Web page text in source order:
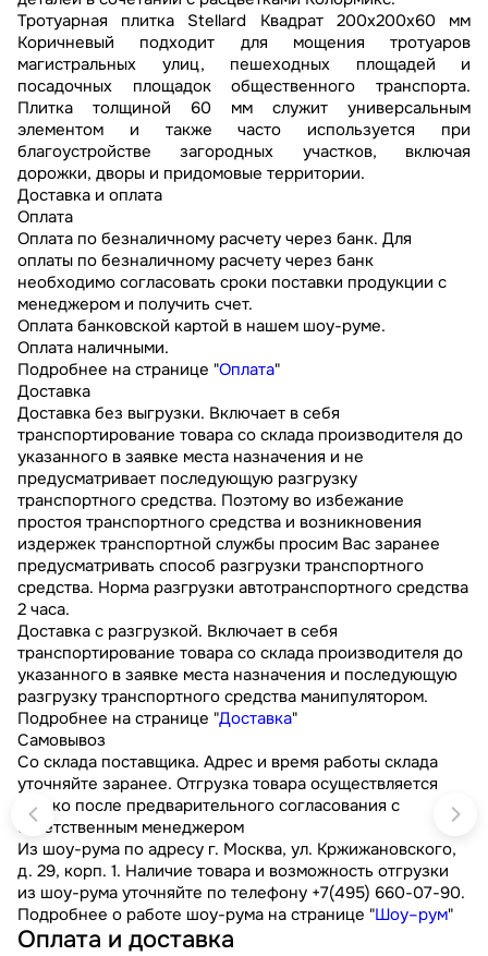
Тротуарная плитка Stellard Квадрат 200х200х60 мм
Коричневый подходит для мощения тротуаров
магистральных улиц, пешеходных площадей и
посадочных площадок общественного транспорта.
Плитка толщиной 60 мм служит универсальным
элементом и также часто используется при
благоустройстве загородных участков, включая
дорожки, дворы и придомовые территории.
Доставка и оплата
Оплата
Оплата по безналичному расчету через банк. Для
оплаты по безналичному расчету через банк
необходимо согласовать сроки поставки продукции с
менеджером и получить счет.
Оплата банковской картой в нашем шоу-руме.
Оплата наличными.
Подробнее на странице "Оплата"
Доставка
Доставка без выгрузки. Включает в себя
транспортирование товара со склада производителя до
указанного в заявке места назначения и не
предусматривает последующую разгрузку
транспортного средства. Поэтому во избежание
простоя транспортного средства и возникновения
издержек транспортной службы просим Вас заранее
предусматривать способ разгрузки транспортного
средства. Норма разгрузки автотранспортного средства
2 часа.
Доставка с разгрузкой. Включает в себя
транспортирование товара со склада производителя до
указанного в заявке места назначения и последующую
разгрузку транспортного средства манипулятором.
Подробнее на странице "Доставка"
Самовывоз
Со склада поставщика. Адрес и время работы склада
уточняйте заранее. Отгрузка товара осуществляется
только после предварительного согласования с
ответственным менеджером
Из шоу-рума по адресу г. Москва, ул. Кржижановского,
д. 29, корп. 1. Наличие товара и возможность отгрузки
из шоу-рума уточняйте по телефону +7(495) 660-07-90.
Подробнее о работе шоу-рума на странице "Шоу–рум"
Оплата и доставка